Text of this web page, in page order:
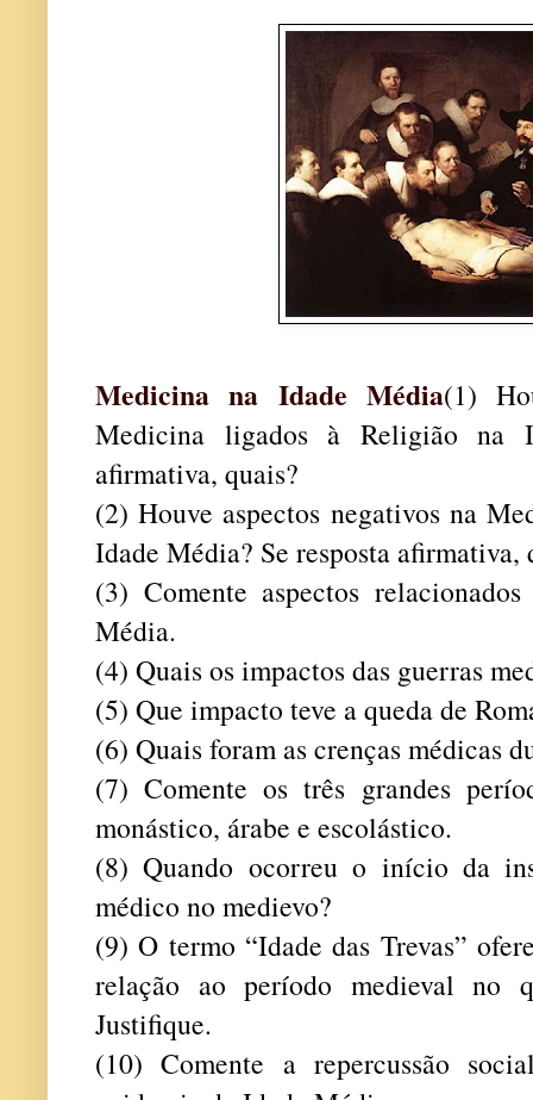
Medicina na Idade Média(1)
Medicina ligados à Religião na
afirmativa, quais?
(2) Houve aspectos negativos na
Idade Média? Se resposta afirmativa,
(3) Comente aspectos
Média.
(4) Quais os impactos das guerras
(5) Que impacto teve a queda de
(6) Quais foram as crenças médicas
(7) Comente os três grandes
monástico, árabe e escolástico.
(8) Quando ocorreu o início da
médico no medievo?
(9) O termo “Idade das Trevas”
relação ao período medieval no
Justifique.
(10) Comente a repercussão